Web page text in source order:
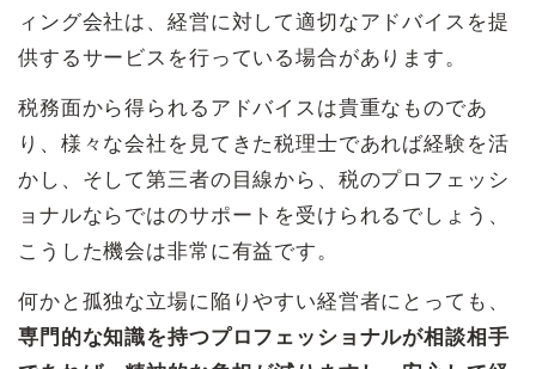
ィング会社は、経営に対して適切なアドバイスを提
供するサービスを行っている場合があります。
税務面から得られるアドバイスは貴重なものであ
り、様々な会社を見てきた税理士であれば経験を活
かし、そして第三者の目線から、税のプロフェッシ
ョナルならではのサポートを受けられるでしょう、
こうした機会は非常に有益です。
何かと孤独な立場に陥りやすい経営者にとっても、
専門的な知識を持つプロフェッショナルが相談相手